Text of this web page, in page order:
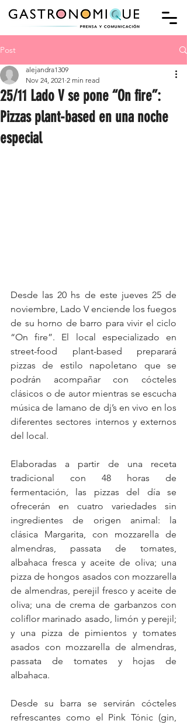
Post
25/11 Lado V se pone “On fire”:
Pizzas plant-based en una noche
especial
alejandra1309
Nov 24, 2021 2 min read
Desde las 20 hs de este jueves 25 de
noviembre, Lado V enciende los fuegos
de su horno de barro para vivir el ciclo
“On fire”. El local especializado en
street-food plant-based preparará
pizzas de estilo napoletano que se
podrán acompañar con cócteles
clásicos o de autor mientras se escucha
música de lamano de dj’s en vivo en los
diferentes sectores internos y externos
del local.
Elaboradas a partir de una receta
tradicional con 48 horas de
fermentación, las pizzas del día se
ofrecerán en cuatro variedades sin
ingredientes de origen animal: la
clásica Margarita, con mozzarella de
almendras, passata de tomates,
albahaca fresca y aceite de oliva; una
pizza de hongos asados con mozzarella
de almendras, perejil fresco y aceite de
oliva; una de crema de garbanzos con
coliflor marinado asado, limón y perejil;
y una pizza de pimientos y tomates
asados con mozzarella de almendras,
passata de tomates y hojas de
albahaca.
Desde su barra se servirán cócteles
refrescantes como el Pink Tónic (gin,